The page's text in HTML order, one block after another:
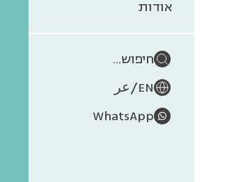
אודות
חיפוש...
EN
/عر
WhatsApp